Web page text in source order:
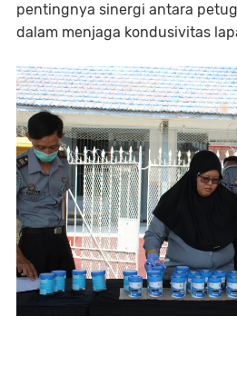
pentingnya sinergi antara
dalam menjaga kondusivitas